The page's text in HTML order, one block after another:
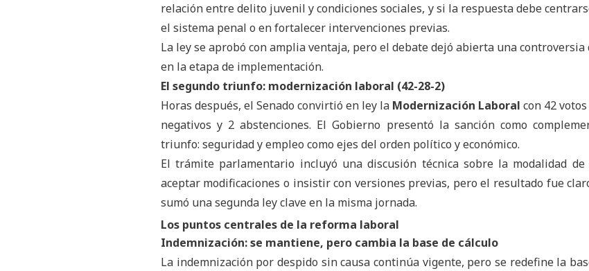
relación entre delito juvenil y condiciones sociales, y si la respuesta debe
el sistema penal o en fortalecer intervenciones previas.
La ley se aprobó con amplia ventaja, pero el debate dejó abierta una
en la etapa de implementación.
El segundo triunfo: modernización laboral (42-28-2)
Horas después, el Senado convirtió en ley la Modernización Laboral con 42
negativos y 2 abstenciones. El Gobierno presentó la sanción como
triunfo: seguridad y empleo como ejes del orden político y económico.
El trámite parlamentario incluyó una discusión técnica sobre la modalidad
aceptar modificaciones o insistir con versiones previas, pero el resultado fue
sumó una segunda ley clave en la misma jornada.
Los puntos centrales de la reforma laboral
Indemnización: se mantiene, pero cambia la base de cálculo
La indemnización por despido sin causa continúa vigente, pero se redefine la